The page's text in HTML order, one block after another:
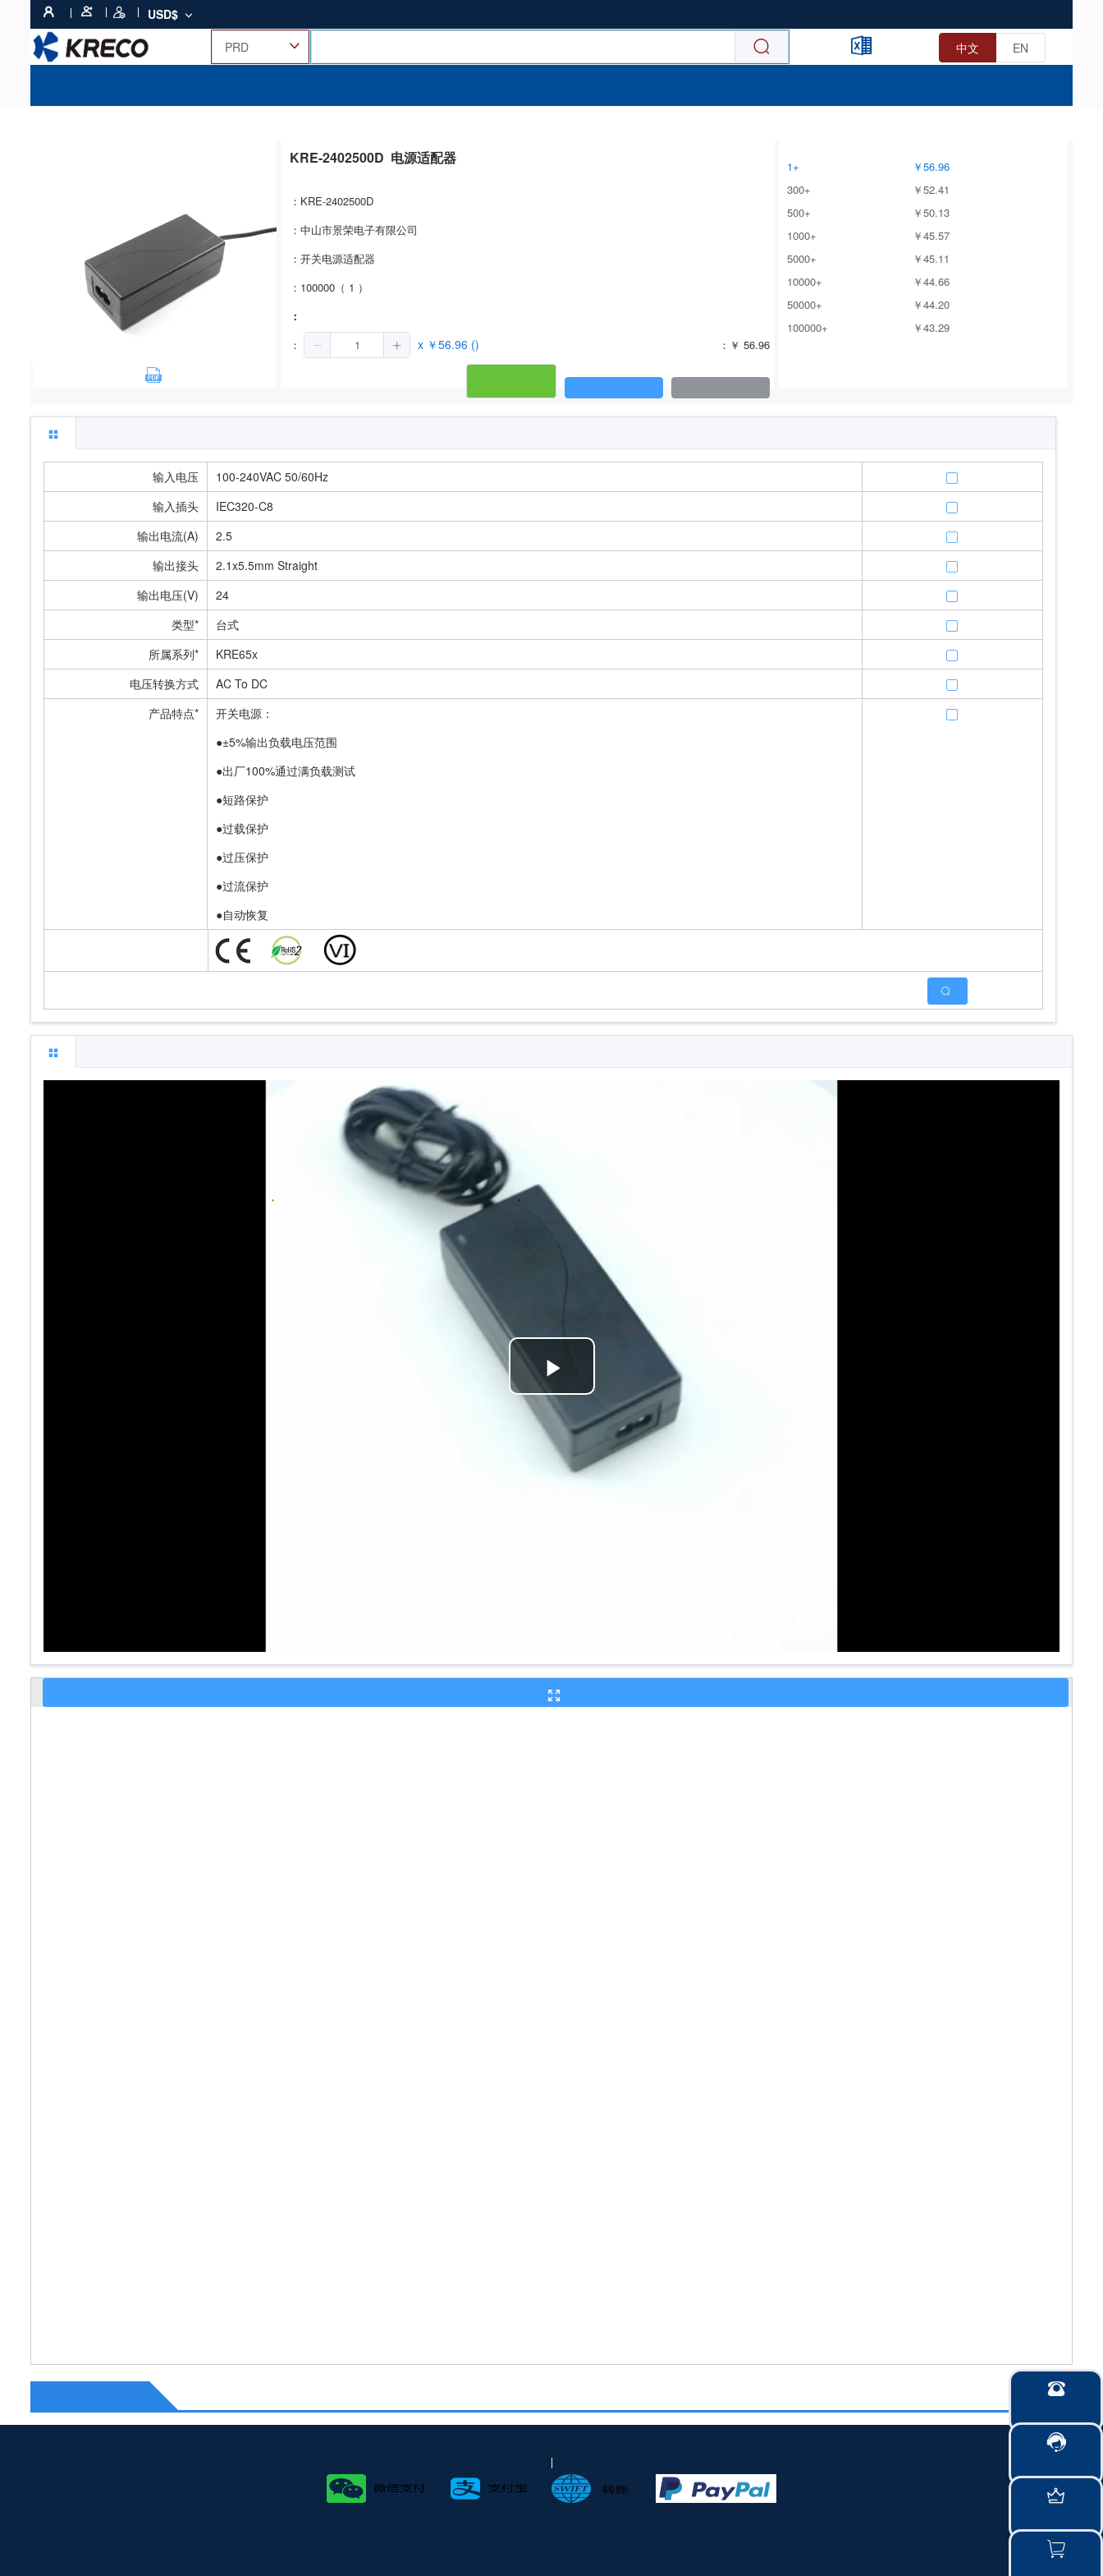
USD$
中文 EN
KRE-2402500D 电源适配器
：KRE-2402500D
：中山市景荣电子有限公司
：开关电源适配器
：100000（ 1 ）
：
：
x ￥56.96 () ：￥ 56.96
1+
￥56.96
300+
￥52.41
500+
￥50.13
1000+
￥45.57
5000+
￥45.11
10000+
￥44.66
50000+
￥44.20
100000+
￥43.29
输入电压
100-240VAC 50/60Hz
输入插头
IEC320-C8
输出电流(A)
2.5
输出接头
2.1x5.5mm Straight
输出电压(V)
24
类型*
台式
所属系列*
KRE65x
电压转换方式
AC To DC
产品特点*
开关电源：
●±5%输出负载电压范围
●出厂100%通过满负载测试
●短路保护
●过载保护
●过压保护
●过流保护
●自动恢复
Play
Video